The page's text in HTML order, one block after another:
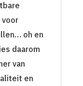
oh en
daarom
van
en